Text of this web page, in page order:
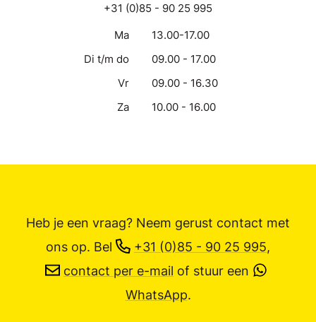
+31 (0)85 - 90 25 995
Ma
13.00-17.00
Di t/m do
09.00 - 17.00
Vr
09.00 - 16.30
Za
10.00 - 16.00
Heb je een vraag? Neem gerust contact met
ons op. Bel +31 (0)85 - 90 25 995,
contact per e-mail of stuur een
WhatsApp.